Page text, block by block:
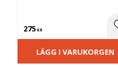
275 KR
LÄGG I VARUKORGEN